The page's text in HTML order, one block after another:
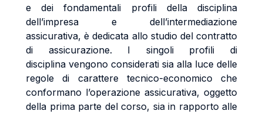
e dei fondamentali profili della disciplina
dell’impresa e dell’intermediazione
assicurativa, è dedicata allo studio del contratto
di assicurazione. I singoli profili di
disciplina vengono considerati sia alla luce delle
regole di carattere tecnico-economico che
conformano l’operazione assicurativa, oggetto
della prima parte del corso, sia in rapporto alle